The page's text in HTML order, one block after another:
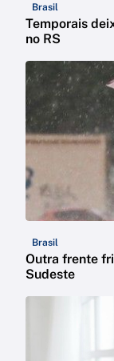
Brasil
Temporais
no RS
Brasil
Outra frente
Sudeste